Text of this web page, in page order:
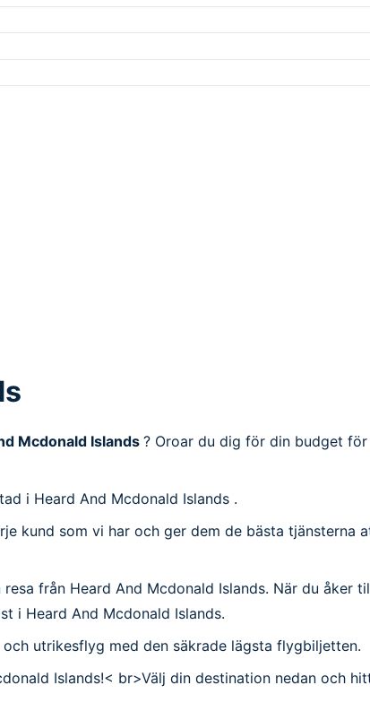
Mcdonald Islands ? Oroar du dig för din budget
i Heard And Mcdonald Islands .
kund som vi har och ger dem de bästa tjänsterna
från Heard And Mcdonald Islands. När du åker
i Heard And Mcdonald Islands.
utrikesflyg med den säkrade lägsta flygbiljetten.
Islands!< br>Välj din destination nedan och